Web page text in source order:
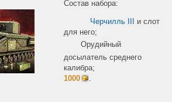
Состав набора:
Черчилль III
и слот
для него;
Орудийный
досылатель среднего
калибра;
1000
.